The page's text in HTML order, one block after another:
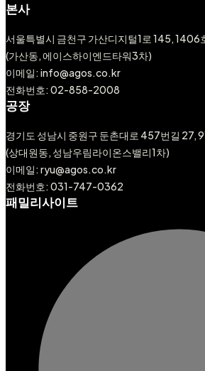
본사
서울특별시 금천구 가산디지털1로 145, 1406
(가산동, 에이스하이엔드타워3차)
이메일: info@agos.co.kr
전화번호: 02-858-2008
공장
경기도 성남시 중원구 둔촌대로 457번길 27,
(상대원동, 성남우림라이온스밸리1차)
이메일: ryu@agos.co.kr
전화번호: 031-747-0362
패밀리사이트